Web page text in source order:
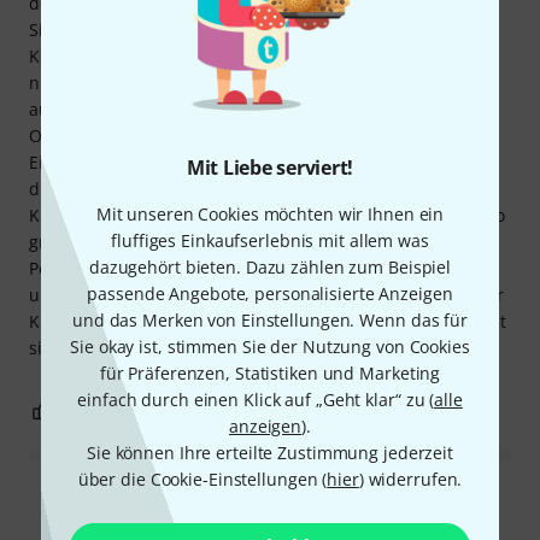
Mit Liebe serviert!
Mit unseren Cookies möchten wir Ihnen ein
fluffiges Einkaufserlebnis mit allem was
dazugehört bieten. Dazu zählen zum Beispiel
passende Angebote, personalisierte Anzeigen
und das Merken von Einstellungen. Wenn das für
Sie okay ist, stimmen Sie der Nutzung von Cookies
für Präferenzen, Statistiken und Marketing
einfach durch einen Klick auf „Geht klar“ zu (alle
anzeigen).
Sie können Ihre erteilte Zustimmung jederzeit
über die Cookie-Einstellungen (hier) widerrufen.
Signal straff hält. Für alle, die es interessiert: Ich habe die
Kompression auf 2:1 eingestellt, mit einem etwas
niedrigeren Threshold, und um den Lautstärkeverlust
auszugleichen, den Gain etwas hochgedreht. Für meine
Ohren zumindest die perfekten Reggae- und Ska-
Einstellungen. Bei Leads hilft ein Overdrive danach, sich
durchzusetzen. Bemerkenswert ist, dass dies der leiseste
Kompressor ist, den ich je hatte. Das blaue Licht ist nicht so
grell wie manche anderen blauen LEDs an anderen
Pedalen, die damit ausgestattet sind, was ich sehr schätze,
und so stört es nicht beim Live-Spielen/-Singen. Dies ist der
König der kompakten Kompressoren/Limiter und Keeley hat
sich hier wirklich selbst übertroffen. 100%ige Empfehlung.
0 BEWERTUNG MELDEN
Alle Bewertungen lesen